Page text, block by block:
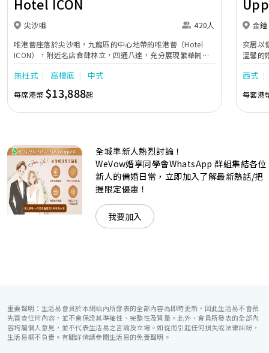
Hotel ICON
尖沙咀
420人
唯港薈座落於尖沙咀，九龍區的中心地帶的唯港薈（Hotel
ICON），附近名店食肆林立，四通八達，充分展現繁華鬧巿
中的活力個性，成為一眾準新人舉辦婚宴的熱門之選。專業團
隊由策劃統籌至所有婚宴每個細節，唯港薈都力臻完美，保證
讓您留下獨特的醉人回憶。 擁有時尚高樓頂的Silverbox宴會
廳，配置了全套先進的視聽影音及燈光設備配套，並採用極富
現代時尚感的水晶玻璃燈，演繹出與別不同的經典神韻。不論
準新人的個性及預算﹔保證為您打造夢寐以求的特別日子，令
賓客永誌難忘！
無柱式 高樓底 中式
每席港幣 $13,888起
金鐘
奕居以
溫馨的
團隊會
西式
每套港
全城準新人熱烈討論！
WeVow婚享同學會WhatsApp 群組集結各位
新人的備婚日常，立即加入了解最新熱話/把
握限定優惠！
我要加入
重要聲明：生活易會員於本網站內所發表的全部內容為即時更新，因此生活易不會預
先審查任何內容，並不會保證其準確性、完整性及質量。此外，會員所發表的全部內
容均屬個人意見，並不代表生活易之言論及立場。如從而引起任何損失或法律糾紛，
生活易概不負責。有關詳情請參閱生活易的免責聲明。